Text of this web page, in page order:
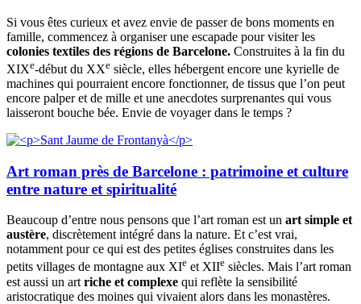
Si vous êtes curieux et avez envie de passer de bons moments en
famille, commencez à organiser une escapade pour visiter les
colonies textiles des régions de Barcelone. Construites à la fin du
XIXe-début du XXe siècle, elles hébergent encore une kyrielle de
machines qui pourraient encore fonctionner, de tissus que l’on peut
encore palper et de mille et une anecdotes surprenantes qui vous
laisseront bouche bée. Envie de voyager dans le temps ?
Art roman près de Barcelone : patrimoine et culture
entre nature et spiritualité
Beaucoup d’entre nous pensons que l’art roman est un art simple et
austère, discrètement intégré dans la nature. Et c’est vrai,
notamment pour ce qui est des petites églises construites dans les
petits villages de montagne aux XIe et XIIe siècles. Mais l’art roman
est aussi un art riche et complexe qui reflète la sensibilité
aristocratique des moines qui vivaient alors dans les monastères.